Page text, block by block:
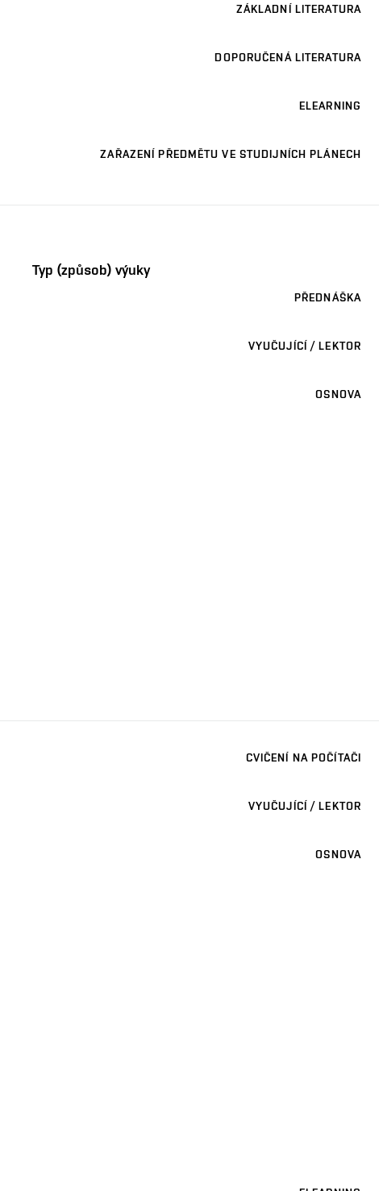
ZÁKLADNÍ LITERATURA
DOPORUČENÁ LITERATURA
ELEARNING
ZAŘAZENÍ PŘEDMĚTU VE STUDIJNÍCH PLÁNECH
Typ (způsob) výuky
PŘEDNÁŠKA
VYUČUJÍCÍ / LEKTOR
OSNOVA
CVIČENÍ NA POČÍTAČI
VYUČUJÍCÍ / LEKTOR
OSNOVA